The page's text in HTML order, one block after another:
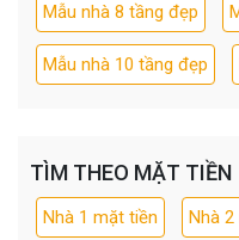
Mẫu nhà 8 tầng đẹp
Mẫu nhà 10 tầng đẹp
TÌM THEO MẶT TIỀN
Nhà 1 mặt tiền Nhà